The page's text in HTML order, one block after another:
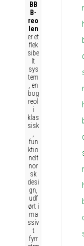
BB
B-
reo
len
er et
flek
sibe
lt
sys
tem
, en
bog
reol
i
klas
sisk
fun
ktio
nelt
nor
sk
desi
gn,
udf
ørt i
ma
ssiv
t
fyrr